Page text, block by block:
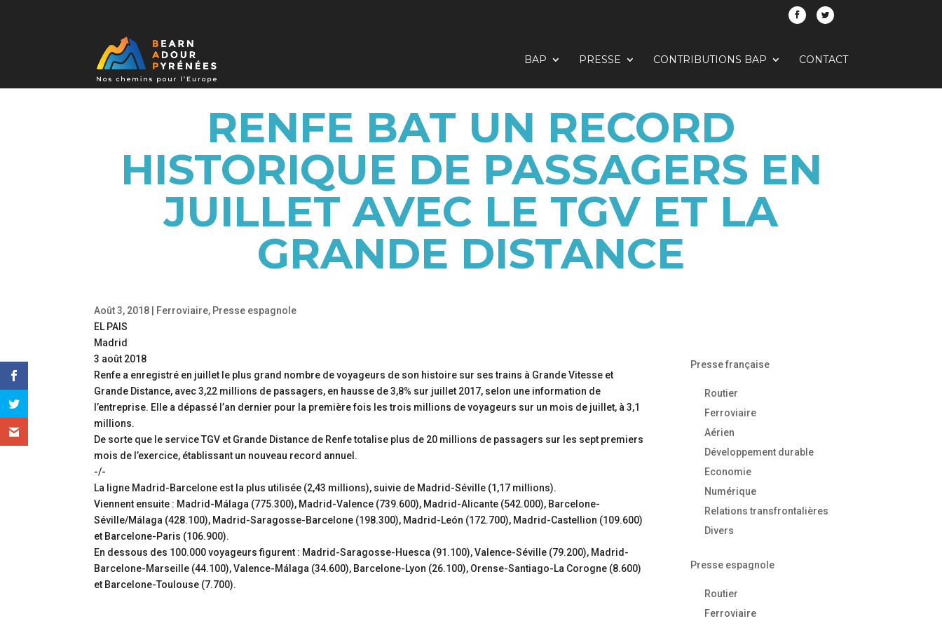
BAP PRESSE CONTRIBUTIONS BAP CONTACT
RENFE BAT UN RECORD
HISTORIQUE DE PASSAGERS EN
JUILLET AVEC LE TGV ET LA
GRANDE DISTANCE
Août 3, 2018 Ferroviaire, Presse espagnole
EL PAIS
Madrid
3 août 2018
Renfe a enregistré en juillet le plus grand nombre de voyageurs de son histoire sur ses trains à Grande Vitesse et
Grande Distance, avec 3,22 millions de passagers, en hausse de 3,8% sur juillet 2017, selon une information de
l’entreprise. Elle a dépassé l’an dernier pour la première fois les trois millions de voyageurs sur un mois de juillet, à 3,1
millions.
De sorte que le service TGV et Grande Distance de Renfe totalise plus de 20 millions de passagers sur les sept premiers
mois de l’exercice, établissant un nouveau record annuel.
-/-
La ligne Madrid-Barcelone est la plus utilisée (2,43 millions), suivie de Madrid-Séville (1,17 millions).
Viennent ensuite : Madrid-Málaga (775.300), Madrid-Valence (739.600), Madrid-Alicante (542.000), Barcelone-
Séville/Málaga (428.100), Madrid-Saragosse-Barcelone (198.300), Madrid-León (172.700), Madrid-Castellion (109.600)
et Barcelone-Paris (106.900).
En dessous des 100.000 voyageurs figurent : Madrid-Saragosse-Huesca (91.100), Valence-Séville (79.200), Madrid-
Barcelone-Marseille (44.100), Valence-Málaga (34.600), Barcelone-Lyon (26.100), Orense-Santiago-La Corogne (8.600)
et Barcelone-Toulouse (7.700).
Presse française
Routier
Ferroviaire
Aérien
Développement durable
Economie
Numérique
Relations transfrontalières
Divers
Presse espagnole
Routier
Ferroviaire